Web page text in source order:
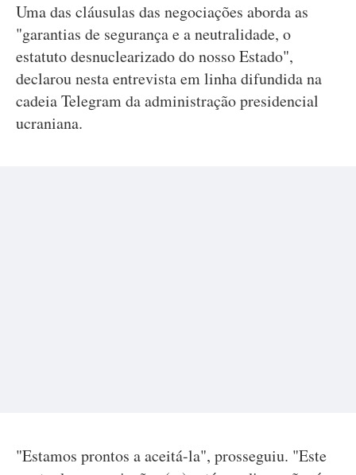
Uma das cláusulas das negociações aborda as
"garantias de segurança e a neutralidade, o
estatuto desnuclearizado do nosso Estado",
declarou nesta entrevista em linha difundida na
cadeia Telegram da administração presidencial
ucraniana.
"Estamos prontos a aceitá-la", prosseguiu. "Este